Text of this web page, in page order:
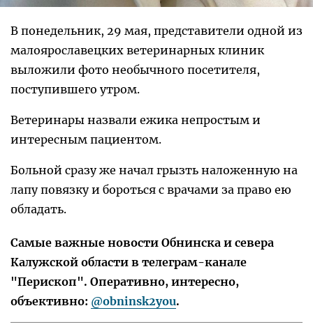
В понедельник, 29 мая, представители одной из
малоярославецких ветеринарных клиник
выложили фото необычного посетителя,
поступившего утром.
Ветеринары назвали ежика непростым и
интересным пациентом.
Больной сразу же начал грызть наложенную на
лапу повязку и бороться с врачами за право ею
обладать.
Самые важные новости Обнинска и севера
Калужской области в телеграм-канале
"Перископ". Оперативно, интересно,
объективно: @obninsk2you.